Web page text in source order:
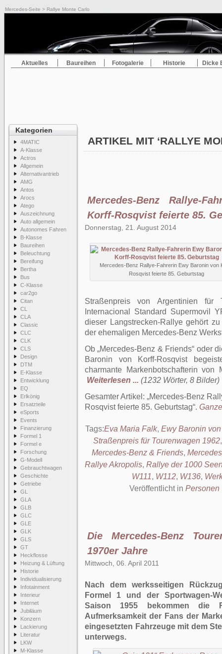
Mercedes-Seite > Rallye Monte Carlo
Aktuelles Baureihen Fotogalerie Historie Dicke
Kategorien
4MATIC
A-Klasse
Actros
Allgemein
Alternativantrieb
AMG
Antos
Arocs
Atego
Auszeichnung
Auto allgemein
Autonomes Fahren
B-Klasse
Baureihen
Beleuchtung
Bereifung
Bertha
Bus
C-Klasse
car2go
Citan
CL
CLA
Classic
CLC
CLK
CLS
Design
DTM
E-Klasse
Entwicklung
EQ
Erlkönig
Ersatzteile
eSports
Events
Finanzierung
Formel 1
Formel e
Forschung
G-Modell
Gebrauchtwagen
Geschichte
Getriebe
GL
GLA
GLB
GLC
GLE
GLK
GLS
GT
Heckflosse
Heizung & Lüftung
Historie
Individualisierung
Infotainment
Interieur
Internet
Jubiläum
Konzern
Lackierung
Literatur
LKW
M-Klasse
ARTIKEL MIT ‘RALLYE
Mercedes-Benz Rallye-
Korff-Rosqvist feierte 85.
Donnerstag, 21. August 2014
Mercedes-Benz Rallye-Fahrerin Ewy Baronin von
Rosqvist feierte 85. Geburtstag
Straßenpreis von Argentinien für
Internacional Standard Supermovil
dieser Langstrecken-Rallye gehört
der ehemaligen Mercedes-Benz
Ob „Mercedes-Benz & Friends“ oder
Baronin von Korff-Rosqvist
charmante Markenbotschafterin
Weiterlesen ... (1232 Wörter, 8 Bilder)
Gesamter Artikel:
Mercedes-Benz
Rosqvist feierte 85. Geburtstag .
Tags:Eva Maria Falk, Ewy Baronin
Straßenpreis für Tourenwagen 1962
Mercedes-Benz & Friends,
Rallye Akropolis, Rallye der 1000
W111, W112, W136,
Veröffentlicht in Personen
Die Mercedes-Benz
1970er Jahre
Mittwoch, 06. April 2011
Nach dem werksseitigen
Formel 1 und der Sportwagen-
Saison 1955 bekommen die
Aufmerksamkeit der Fans der
eingesetzten Fahrzeuge mit dem
unterwegs.